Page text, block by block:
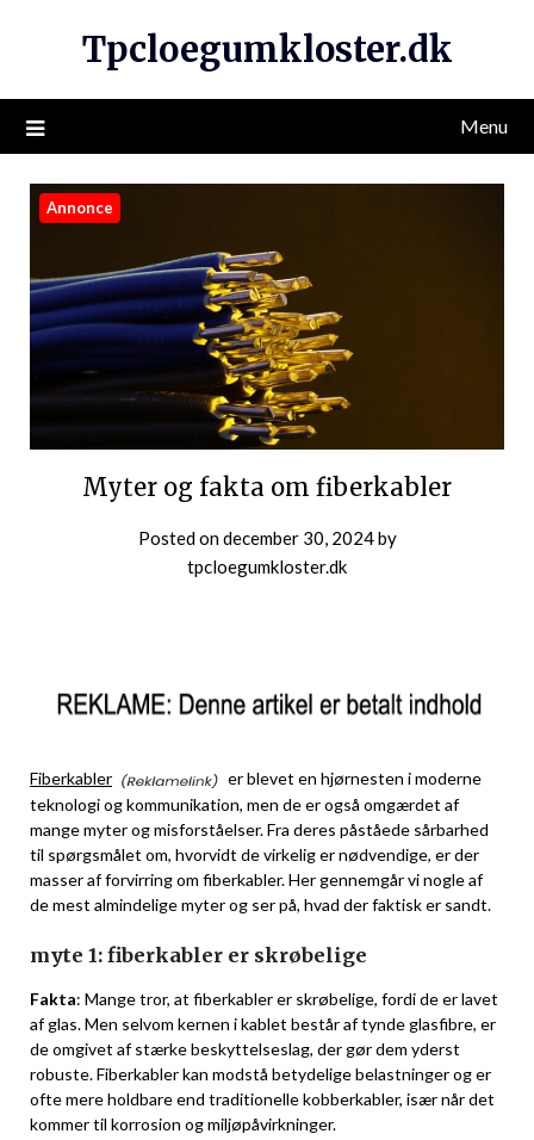
Tpcloegumkloster.dk
Menu
Annonce
Myter og fakta om fiberkabler
Posted ondecember 30, 2024by
tpcloegumkloster.dk
Fiberkabler
er blevet en hjørnesten i moderne
teknologi og kommunikation, men de er også omgærdet af
mange myter og misforståelser. Fra deres påståede sårbarhed
til spørgsmålet om, hvorvidt de virkelig er nødvendige, er der
masser af forvirring om fiberkabler. Her gennemgår vi nogle af
de mest almindelige myter og ser på, hvad der faktisk er sandt.
myte 1: fiberkabler er skrøbelige
Fakta: Mange tror, at fiberkabler er skrøbelige, fordi de er lavet
af glas. Men selvom kernen i kablet består af tynde glasfibre, er
de omgivet af stærke beskyttelseslag, der gør dem yderst
robuste. Fiberkabler kan modstå betydelige belastninger og er
ofte mere holdbare end traditionelle kobberkabler, især når det
kommer til korrosion og miljøpåvirkninger.